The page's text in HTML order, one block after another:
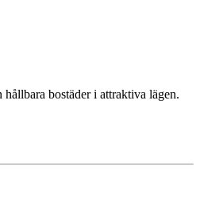
bostäder i attraktiva lägen.